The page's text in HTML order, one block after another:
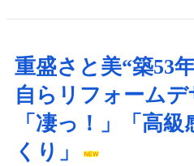
重盛さと美“築53
自らリフォームデ
「凄っ！」「高級
くり」